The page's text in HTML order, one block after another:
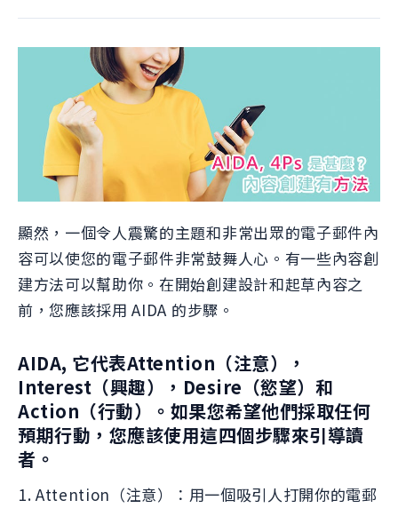
顯然，一個令人震驚的主題和非常出眾的電子郵件內
容可以使您的電子郵件非常鼓舞人心。有一些內容創
建方法可以幫助你。在開始創建設計和起草內容之
前，您應該採用 AIDA 的步驟。
AIDA, 它代表Attention（注意），
Interest（興趣），Desire（慾望）和
Action（行動）。如果您希望他們採取任何
預期行動，您應該使用這四個步驟來引導讀
者。
Attention（注意）：用一個吸引人打開你的電郵